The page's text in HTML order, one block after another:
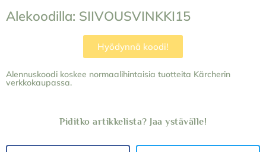
Alekoodilla: SIIVOUSVINKKI15
Hyödynnä koodi!
Alennuskoodi koskee normaalihintaisia tuotteita Kärcherin
verkkokaupassa.
Piditko artikkelista? Jaa ystävälle!